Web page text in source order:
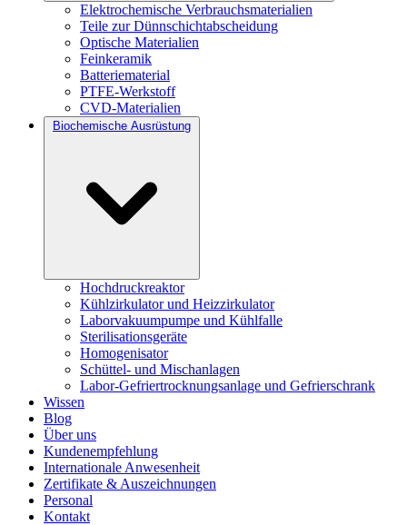
Elektrochemische Verbrauchsmaterialien
Teile zur Dünnschichtabscheidung
Optische Materialien
Feinkeramik
Batteriematerial
PTFE-Werkstoff
CVD-Materialien
Biochemische Ausrüstung
Hochdruckreaktor
Kühlzirkulator und Heizzirkulator
Laborvakuumpumpe und Kühlfalle
Sterilisationsgeräte
Homogenisator
Schüttel- und Mischanlagen
Labor-Gefriertrocknungsanlage und Gefrierschrank
Wissen
Blog
Über uns
Kundenempfehlung
Internationale Anwesenheit
Zertifikate & Auszeichnungen
Personal
Kontakt